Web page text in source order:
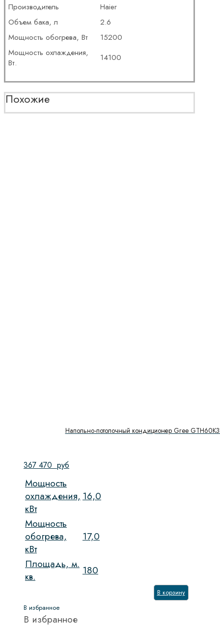
Производитель
Haier
Объем бака, л
2.6
Мощность обогрева, Вт
15200
Мощность охлаждения,
Вт.
14100
Похожие
Напольно-потолочный кондиционер Gree
367 470 руб
Мощность
охлаждения,
кВт
16,0
Мощность
обогрева,
кВт
17,0
Площадь, м.
кв.
180
В корзину
В избранное
В избранное